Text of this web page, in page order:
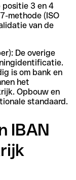
positie 3 en 4
methode (ISO
van de
De overige
is om bank en
het
Opbouw en
standaard.
IBAN